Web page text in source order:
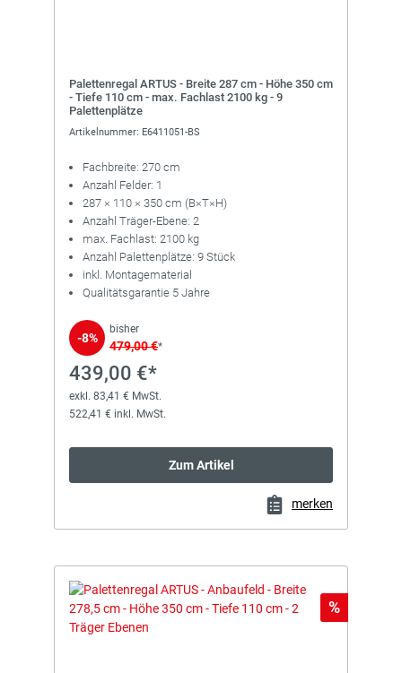
Palettenregal ARTUS - Breite 287 cm - Höhe 350 cm
- Tiefe 110 cm - max. Fachlast 2100 kg - 9
Palettenplätze
Artikelnummer: E6411051-BS
Fachbreite: 270 cm
Anzahl Felder: 1
287 × 110 × 350 cm (B×T×H)
Anzahl Träger-Ebene: 2
max. Fachlast: 2100 kg
Anzahl Palettenplätze: 9 Stück
inkl. Montagematerial
Qualitätsgarantie 5 Jahre
-8%
bisher
479,00 €*
439,00 €*
exkl. 83,41 € MwSt.
522,41 € inkl. MwSt.
Zum Artikel
merken
Rabatt
%